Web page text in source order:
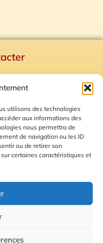
utilisons des technologies
aux informations des
nous permettra de
de navigation ou les ID
ou de retirer son
certaines caractéristiques et
Plan du site